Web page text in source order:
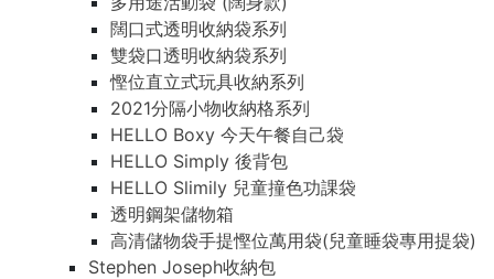
闊口式透明收納袋系列
雙袋口透明收納袋系列
慳位直立式玩具收納系列
2021分隔小物收納格系列
HELLO Boxy 今天午餐自己袋
HELLO Simply 後背包
HELLO Slimily 兒童撞色功課袋
透明鋼架儲物箱
高清儲物袋手提慳位萬用袋(兒童睡袋專用提袋)
Stephen Joseph收納包